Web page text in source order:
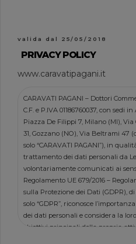
valida dal 25/05/2018
PRIVACY POLICY
www.caravatipagani.it